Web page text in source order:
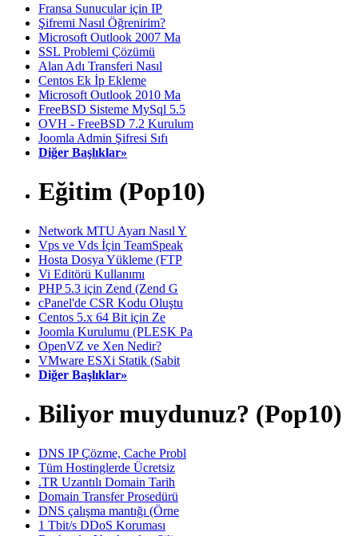
Fransa Sunucular için IP
Şifremi Nasıl Öğrenirim?
Microsoft Outlook 2007 Ma
SSL Problemi Çözümü
Alan Adı Transferi Nasıl
Centos Ek İp Ekleme
Microsoft Outlook 2010 Ma
FreeBSD Sisteme MySql 5.5
OVH - FreeBSD 7.2 Kurulum
Joomla Admin Şifresi Sıfı
Diğer Başlıklar»
Eğitim (Pop10)
Network MTU Ayarı Nasıl Y
Vps ve Vds İçin TeamSpeak
Hosta Dosya Yükleme (FTP
Vi Editörü Kullanımı
PHP 5.3 için Zend (Zend G
cPanel'de CSR Kodu Oluştu
Centos 5.x 64 Bit için Ze
Joomla Kurulumu (PLESK Pa
OpenVZ ve Xen Nedir?
VMware ESXi Statik (Sabit
Diğer Başlıklar»
Biliyor muydunuz? (Pop10)
DNS IP Çözme, Cache Probl
Tüm Hostinglerde Ücretsiz
.TR Uzantılı Domain Tarih
Domain Transfer Prosedürü
DNS çalışma mantığı (Örne
1 Tbit/s DDoS Koruması